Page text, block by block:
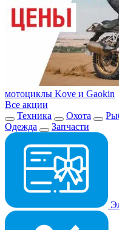
мотоциклы Kove и Gaokin
Все акции
Техника
Охота
Одежда
Запчасти